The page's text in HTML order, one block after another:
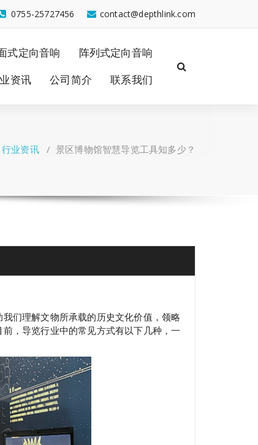
contact@depthlink.com
0755-25727456
式定向音响
阵列式定向音响
资讯 公司简介 联系我们
行业资讯/ 景区博物馆智慧导览工具知多少？
们理解文物所承载的历史文化价值，领略
，导览行业中的常见方式有以下几种，一